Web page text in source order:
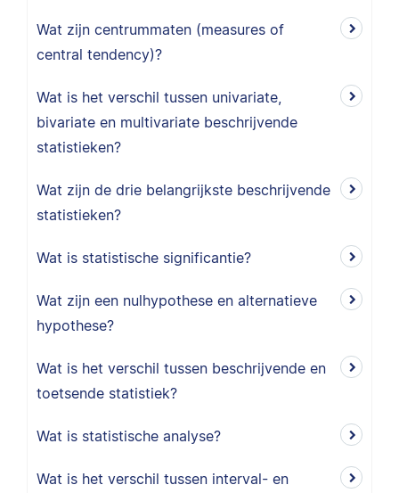
Wat zijn centrummaten (measures of
central tendency)?
Wat is het verschil tussen univariate,
bivariate en multivariate beschrijvende
statistieken?
Wat zijn de drie belangrijkste beschrijvende
statistieken?
Wat is statistische significantie?
Wat zijn een nulhypothese en alternatieve
hypothese?
Wat is het verschil tussen beschrijvende en
toetsende statistiek?
Wat is statistische analyse?
Wat is het verschil tussen interval- en